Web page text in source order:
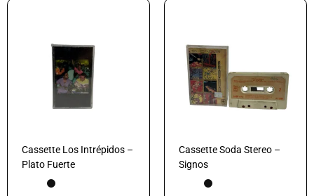
Cassette Los Intrépidos –
Plato Fuerte
Cassette Soda Stereo –
Signos